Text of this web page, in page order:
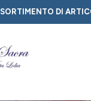
DI